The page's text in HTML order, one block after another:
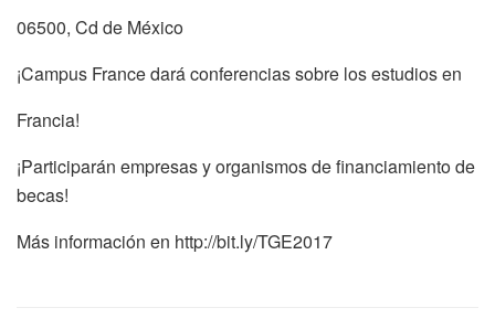
06500, Cd de México
¡Campus France dará conferencias sobre los estudios en
Francia!
¡Participarán empresas y organismos de financiamiento de
becas!
Más información en http://bit.ly/TGE2017